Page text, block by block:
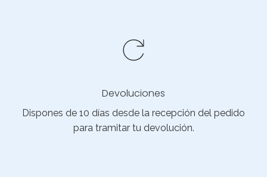
Devoluciones
Dispones de 10 días desde la recepción del pedido
para tramitar tu devolución.